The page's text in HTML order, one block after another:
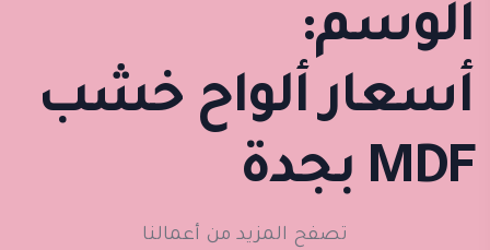
الوسم:
أسعار ألواح خشب
MDF بجدة
تصفح المزيد من أعمالنا